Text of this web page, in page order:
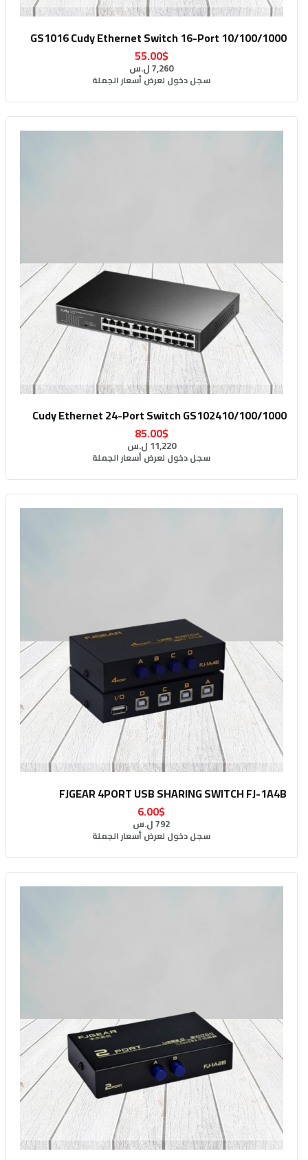
GS1016 Cudy Ethernet Switch 16-Port 10/100/1000
55.00$
7,260 ل.س
سجل دخول لعرض أسعار الجملة
Cudy Ethernet 24-Port Switch GS102410/100/1000
85.00$
11,220 ل.س
سجل دخول لعرض أسعار الجملة
FJGEAR 4PORT USB SHARING SWITCH FJ-1A4B
6.00$
792 ل.س
سجل دخول لعرض أسعار الجملة